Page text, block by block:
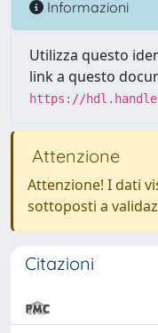
Informazioni
Utilizza questo
link a questo
https://
Attenzione
Attenzione! I dati
sottoposti a
Citazioni